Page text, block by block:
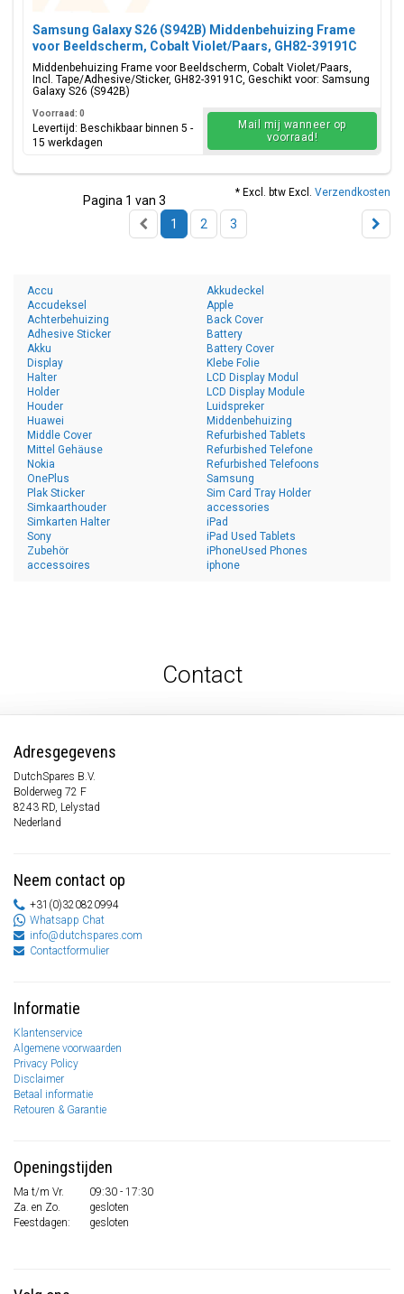
Samsung Galaxy S26 (S942B) Middenbehuizing Frame
voor Beeldscherm, Cobalt Violet/Paars, GH82-39191C
Middenbehuizing Frame voor Beeldscherm, Cobalt Violet/Paars,
Incl. Tape/Adhesive/Sticker, GH82-39191C, Geschikt voor: Samsung
Galaxy S26 (S942B)
Voorraad: 0
Levertijd: Beschikbaar binnen 5 -
15 werkdagen
Mail mij wanneer op
voorraad!
* Excl. btw Excl. Verzendkosten
Pagina 1 van 3
1
2 3
Accu
Accudeksel
Achterbehuizing
Adhesive Sticker
Akku
Akkudeckel
Apple
Back Cover
Battery
Battery Cover
Display
Halter
Holder
Houder
Huawei
Klebe Folie
LCD Display Modul
LCD Display Module
Luidspreker
Middenbehuizing
Middle Cover
Mittel Gehäuse
Nokia
OnePlus
Plak Sticker
Refurbished Tablets
Refurbished Telefone
Refurbished Telefoons
Samsung
Sim Card Tray Holder
Simkaarthouder
Simkarten Halter
Sony
Zubehör
accessoires
accessories
iPad
iPad Used Tablets
iPhoneUsed Phones
iphone
Contact
Adresgegevens
DutchSpares B.V.
Bolderweg 72 F
8243 RD, Lelystad
Nederland
Neem contact op
+31(0)320820994
Whatsapp Chat
info@dutchspares.com
Contactformulier
Informatie
Klantenservice
Algemene voorwaarden
Privacy Policy
Disclaimer
Betaal informatie
Retouren & Garantie
Openingstijden
Ma t/m Vr.
09:30 - 17:30
Za. en Zo.
gesloten
Feestdagen:
gesloten